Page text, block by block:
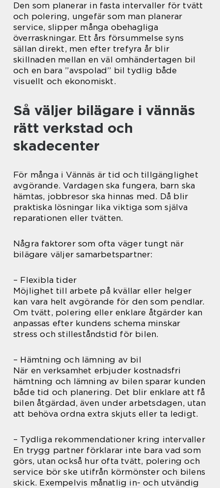
Den som planerar in fasta intervaller för tvätt
och polering, ungefär som man planerar
service, slipper många obehagliga
överraskningar. Ett års försummelse syns
sällan direkt, men efter trefyra år blir
skillnaden mellan en väl omhändertagen bil
och en bara ”avspolad” bil tydlig både
visuellt och ekonomiskt.
Så väljer bilägare i vännäs
rätt verkstad och
skadecenter
För många i Vännäs är tid och tillgänglighet
avgörande. Vardagen ska fungera, barn ska
hämtas, jobbresor ska hinnas med. Då blir
praktiska lösningar lika viktiga som själva
reparationen eller tvätten.
Några faktorer som ofta väger tungt när
bilägare väljer samarbetspartner:
– Flexibla tider
Möjlighet till arbete på kvällar eller helger
kan vara helt avgörande för den som pendlar.
Om tvätt, polering eller enklare åtgärder kan
anpassas efter kundens schema minskar
stress och stilleståndstid för bilen.
– Hämtning och lämning av bil
När en verksamhet erbjuder kostnadsfri
hämtning och lämning av bilen sparar kunden
både tid och planering. Det blir enklare att få
bilen åtgärdad, även under arbetsdagen, utan
att behöva ordna extra skjuts eller ta ledigt.
– Tydliga rekommendationer kring intervaller
En trygg partner förklarar inte bara vad som
görs, utan också hur ofta tvätt, polering och
service bör ske utifrån körmönster och bilens
skick. Exempelvis månatlig in- och utvändig